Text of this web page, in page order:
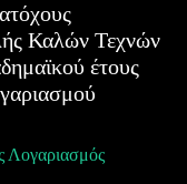
Καλών Τεχνών
έτους
Λογαριασμός